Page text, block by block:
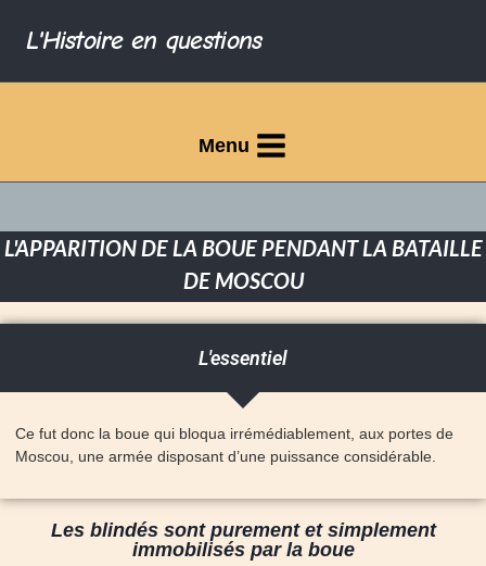
L'Histoire en questions
Menu
L'APPARITION DE LA BOUE PENDANT LA BATAILLE
DE MOSCOU
L'essentiel
Ce fut donc la boue qui bloqua irrémédiablement, aux portes de
Moscou, une armée disposant d’une puissance considérable.
Les blindés sont purement et simplement
immobilisés par la boue